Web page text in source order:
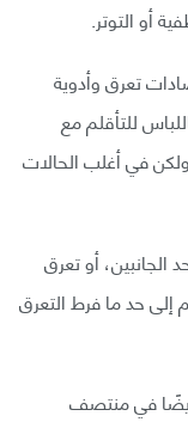
أو التوتر.
تعرق وأدوية
للتأقلم مع
في أغلب الحالات
أو تعرق
إلى حد ما فرط التعرق
أيضًا في منتصف